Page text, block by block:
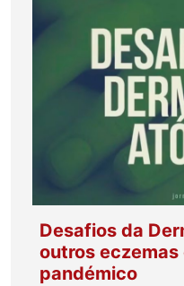
Desafios da
outros
pandémico